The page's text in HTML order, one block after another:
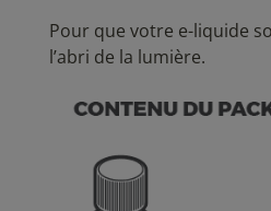
Pour que votre e-liquide
l’abri de la lumière.